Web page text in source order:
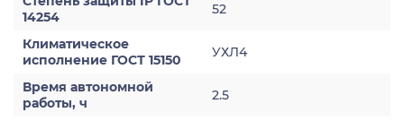
14254
52
Климатическое
исполнение ГОСТ 15150
УХЛ4
Время автономной
работы, ч
2.5